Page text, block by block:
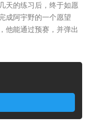
天的练习后，终于如愿
成阿宇野的一个愿望
能通过预赛，并弹出